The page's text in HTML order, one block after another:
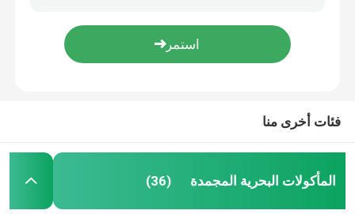
المأكولات البحرية المجمدة
السردين المجمد
فئات أخرى منا
المأكولات البحرية المجمدة (36)